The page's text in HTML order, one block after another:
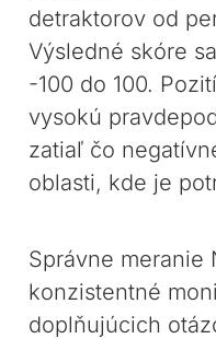
detraktorov od
Výsledné skóre
-100 do 100.
vysokú
zatiaľ čo
oblasti, kde je
Správne meranie
konzistentné
doplňujúcich